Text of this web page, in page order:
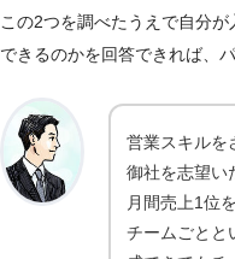
この2つを調べたうえで自分
できるのかを回答できれば、
営業スキルを
御社を志望い
月間売上1位
チームごとと